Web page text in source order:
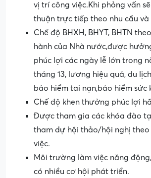
vị trí công việc.Khi phỏng vấn
thuận trực tiếp theo nhu cầu và
Chế độ BHXH, BHYT, BHTN
hành của Nhà nước,được
phúc lợi các ngày lễ lớn trong
tháng 13, lương hiệu quả, du
bảo hiểm tai nạn,bảo hiểm sức
Chế độ khen thưởng phúc lợi
Được tham gia các khóa đào
tham dự hội thảo/hội nghị theo
việc.
Môi trường làm việc năng
có nhiều cơ hội phát triển.